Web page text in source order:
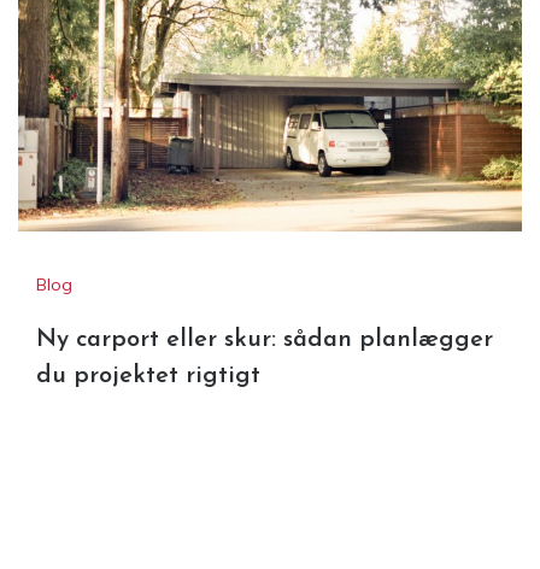
Blog
Ny carport eller skur: sådan planlægger
du projektet rigtigt